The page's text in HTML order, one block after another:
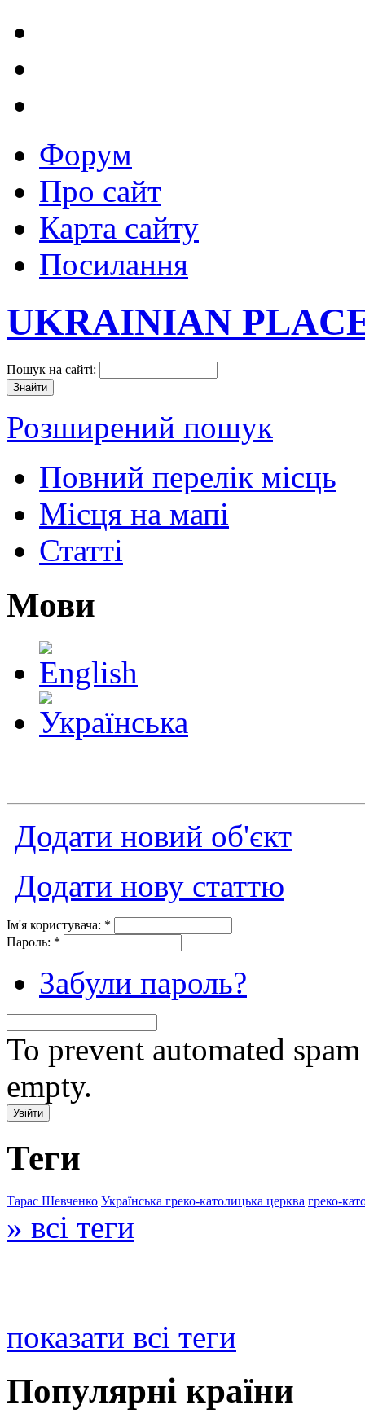
Форум
Про сайт
Карта сайту
Посилання
UKRAINIAN
Пошук на сайті:
Розширений пошук
Повний перелік місць
Місця на мапі
Статті
Мови
Додати новий об'єкт
Додати нову статтю
Ім'я користувача: *
Пароль: *
Забули пароль?
To prevent automated
empty.
Теги
Тарас Шевченко Українська греко-католицька церква греко-
» всі теги
показати всі теги
Популярні країни